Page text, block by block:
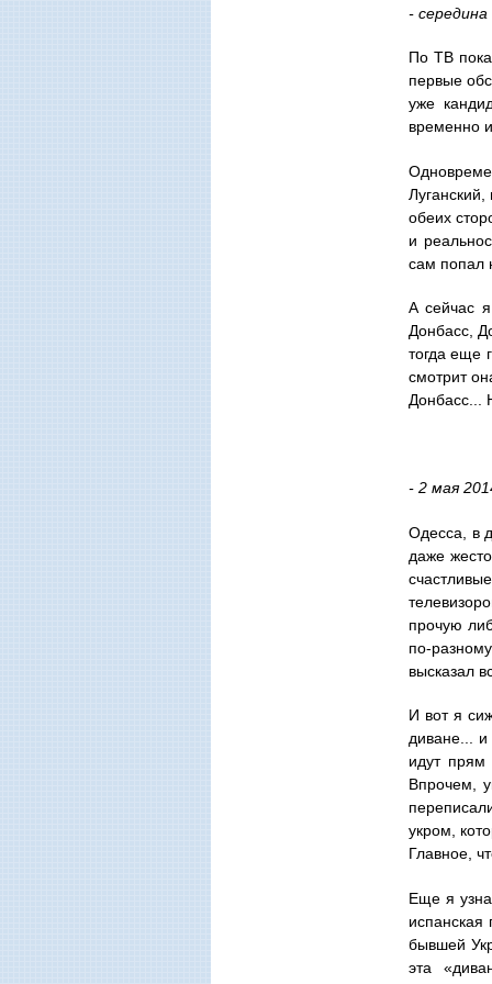
- середина
По ТВ
первые
уже
временно
обеих
и
сам попал
А сейчас
Донбасс,
тогда еще
смотрит
Донбасс...
- 2 мая
Одесса, в
даже
прочую
по-
высказал
И вот я
диване...
идут
Впрочем,
укром,
Главное,
Еще я
бывшей
эта